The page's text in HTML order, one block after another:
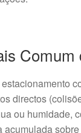
Comum
directos
ou humidade,
acumulada